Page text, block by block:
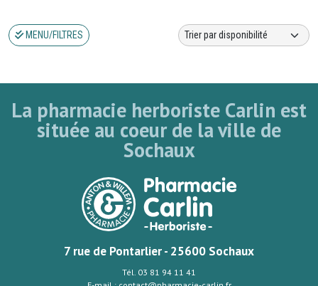
MENU/FILTRES
La pharmacie herboriste Carlin est
située au coeur de la ville de
Sochaux
7 rue de Pontarlier - 25600 Sochaux
Tél. 03 81 94 11 41